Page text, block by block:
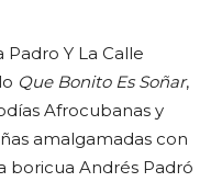
Y La Calle
Que Bonito Es Soñar,
Afrocubanas y
amalgamadas con
boricua Andrés Padró